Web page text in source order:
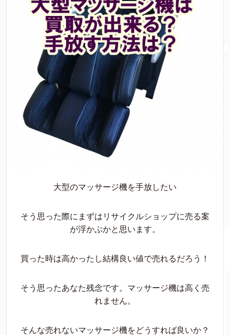
大型のマッサージ機を手放したい
そう思った際にまずはリサイクルショップに売る案
が浮かぶかと思います。
買った時は高かったし結構良い値で売れるだろう！
そう思ったあなた残念です。マッサージ機は高く売
れません。
そんな売れないマッサージ機をどうすれば良いか？